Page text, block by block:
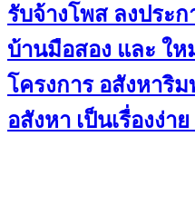
รับจ้างโพส ลงประ
บ้านมือสอง และ ให
โครงการ อสังหาริ
อสังหา เป็นเรื่องง่า